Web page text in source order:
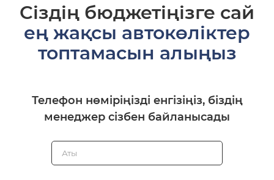
Сіздің бюджетіңізге сай
ең жақсы автокөліктер
топтамасын алыңыз
Телефон нөміріңізді енгізіңіз, біздің
менеджер сізбен байланысады